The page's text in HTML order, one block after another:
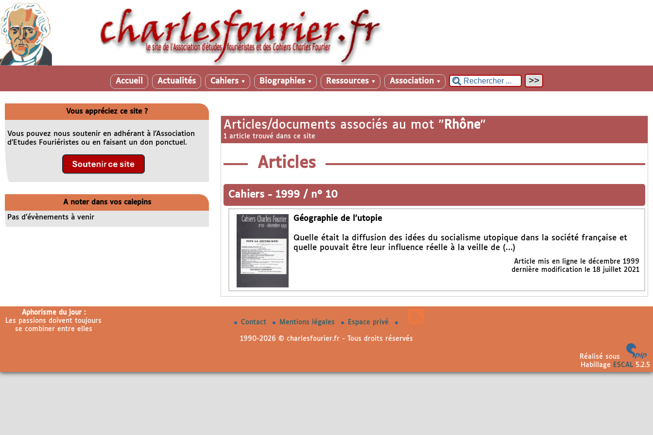
Accueil Actualités Cahiers ▼ Biographies ▼ Ressources ▼ Association ▼
Articles/documents associés au mot " Rhône"
1 article trouvé dans ce site
Articles
Cahiers - 1999 / n° 10
Géographie de l’utopie
Quelle était la diffusion des idées du socialisme utopique dans la société française et
quelle pouvait être leur influence réelle à la veille de (…)
Article mis en ligne le décembre 1999
dernière modification le 18 juillet 2021
Vous appréciez ce site ?
Vous pouvez nous soutenir en adhérant à l’Association
d’Etudes Fouriéristes ou en faisant un don ponctuel.
A noter dans vos calepins
Pas d’évènements à venir
Aphorisme du jour :
Les passions doivent toujours
se combiner entre elles
Contact Mentions légales Espace privé
1990-2026 © charlesfourier.fr - Tous droits réservés
Réalisé sous
Habillage
ESCAL5.2.5